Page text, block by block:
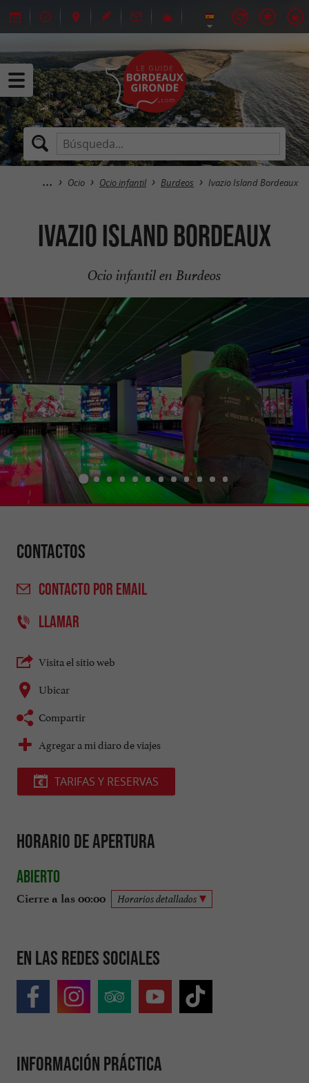
Ocio Ocio infantil Burdeos Ivazio Island Bordeaux
Ivazio Island Bordeaux
Ocio infantil en Burdeos
Contactos
CONTACTO POR EMAIL
LLAMAR
Visita el sitio web
Ubicar
Compartir
Agregar a mi diaro de viajes
TARIFAS Y RESERVAS
Horario de apertura
Abierto
Cierre a las 00:00 Horarios detallados
En las redes sociales
Información práctica